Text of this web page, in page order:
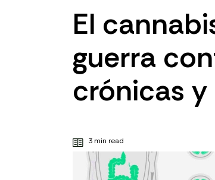
El
guerra
crónicas
3 min read